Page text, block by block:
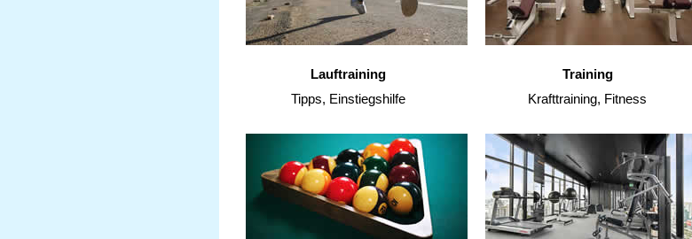
Lauftraining
Tipps, Einstiegshilfe
Training
Krafttraining, Fitness